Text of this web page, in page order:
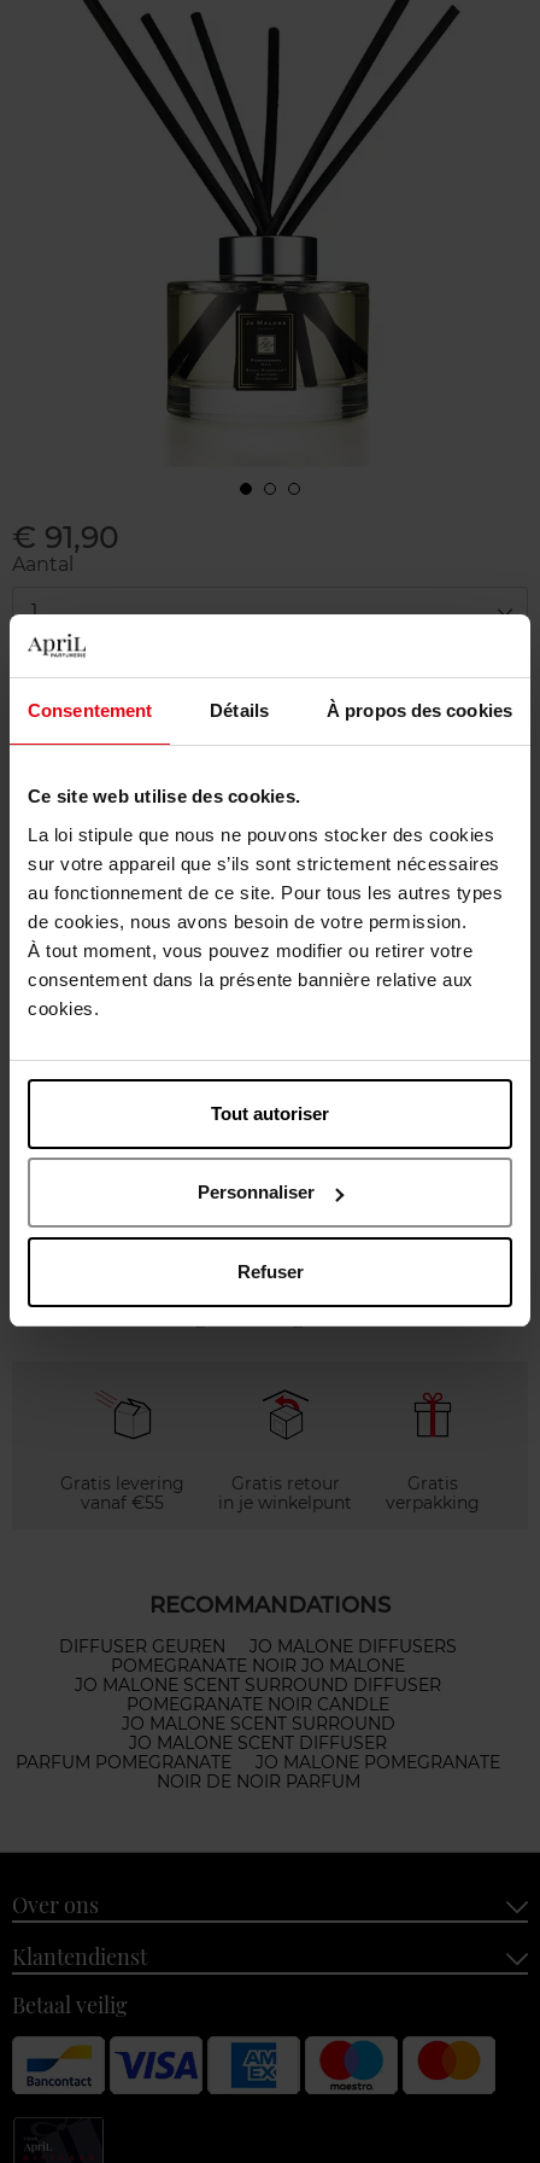
Consentement Détails À propos des cookies
Ce site web utilise des cookies.
La loi stipule que nous ne pouvons stocker des cookies
sur votre appareil que s’ils sont strictement nécessaires
au fonctionnement de ce site. Pour tous les autres types
de cookies, nous avons besoin de votre permission.
À tout moment, vous pouvez modifier ou retirer votre
consentement dans la présente bannière relative aux
cookies.
Tout autoriser
Personnaliser
Refuser
€ 91,90
Aantal
1
Levering
Dit artikel is momenteel niet beschikbaar
Gratis levering bij aankoop van min. 55€
Gratis retour in je winkelpunt
Gratis verpakking
Karakteristieken
Review Beleid inzake klantbeoordelingen
Nog iets vergeten ?
Gratis levering
vanaf €55
Gratis retour
in je winkelpunt
Gratis
verpakking
RECOMMANDATIONS
DIFFUSER GEUREN
JO MALONE DIFFUSERS
POMEGRANATE NOIR JO MALONE
JO MALONE SCENT SURROUND DIFFUSER
POMEGRANATE NOIR CANDLE
JO MALONE SCENT SURROUND
JO MALONE SCENT DIFFUSER
PARFUM POMEGRANATE
JO MALONE POMEGRANATE
NOIR DE NOIR PARFUM
Over ons
Klantendienst
Betaal veilig